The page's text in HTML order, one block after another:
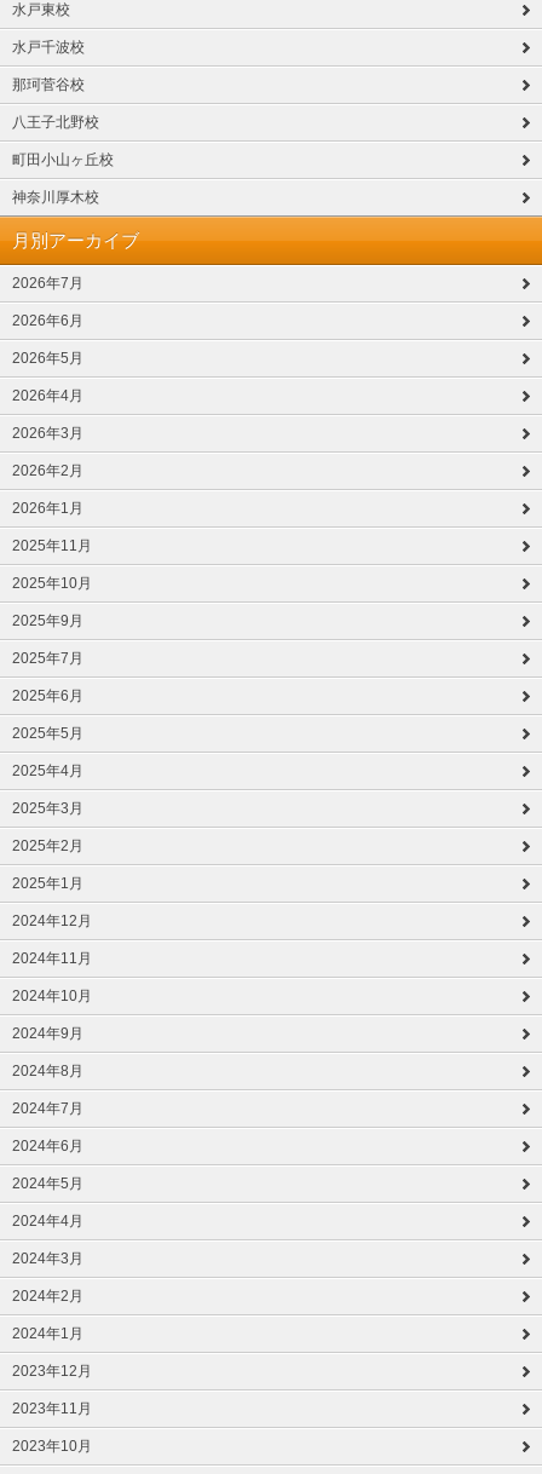
水戸東校
水戸千波校
那珂菅谷校
八王子北野校
町田小山ヶ丘校
神奈川厚木校
月別アーカイブ
2026年7月
2026年6月
2026年5月
2026年4月
2026年3月
2026年2月
2026年1月
2025年11月
2025年10月
2025年9月
2025年7月
2025年6月
2025年5月
2025年4月
2025年3月
2025年2月
2025年1月
2024年12月
2024年11月
2024年10月
2024年9月
2024年8月
2024年7月
2024年6月
2024年5月
2024年4月
2024年3月
2024年2月
2024年1月
2023年12月
2023年11月
2023年10月